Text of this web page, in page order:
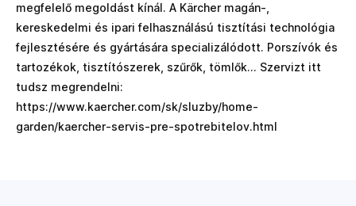
megfelelő megoldást kínál. A Kärcher magán-,
kereskedelmi és ipari felhasználású tisztítási technológia
fejlesztésére és gyártására specializálódott. Porszívók és
tartozékok, tisztítószerek, szűrők, tömlők... Szervizt itt
tudsz megrendelni:
https://www.kaercher.com/sk/sluzby/home-
garden/kaercher-servis-pre-spotrebitelov.html